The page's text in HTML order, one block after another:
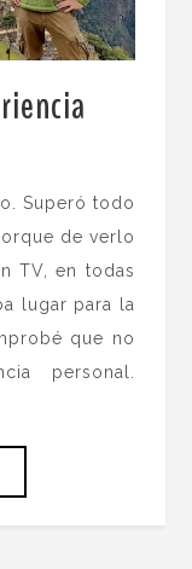
Superó todo
de verlo
TV, en todas
lugar para la
que no
personal.